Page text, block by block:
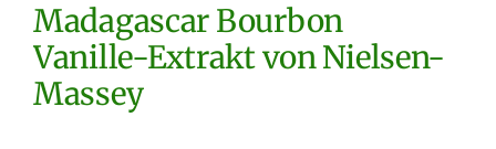
Madagascar Bourbon
Vanille-Extrakt von Nielsen-
Massey